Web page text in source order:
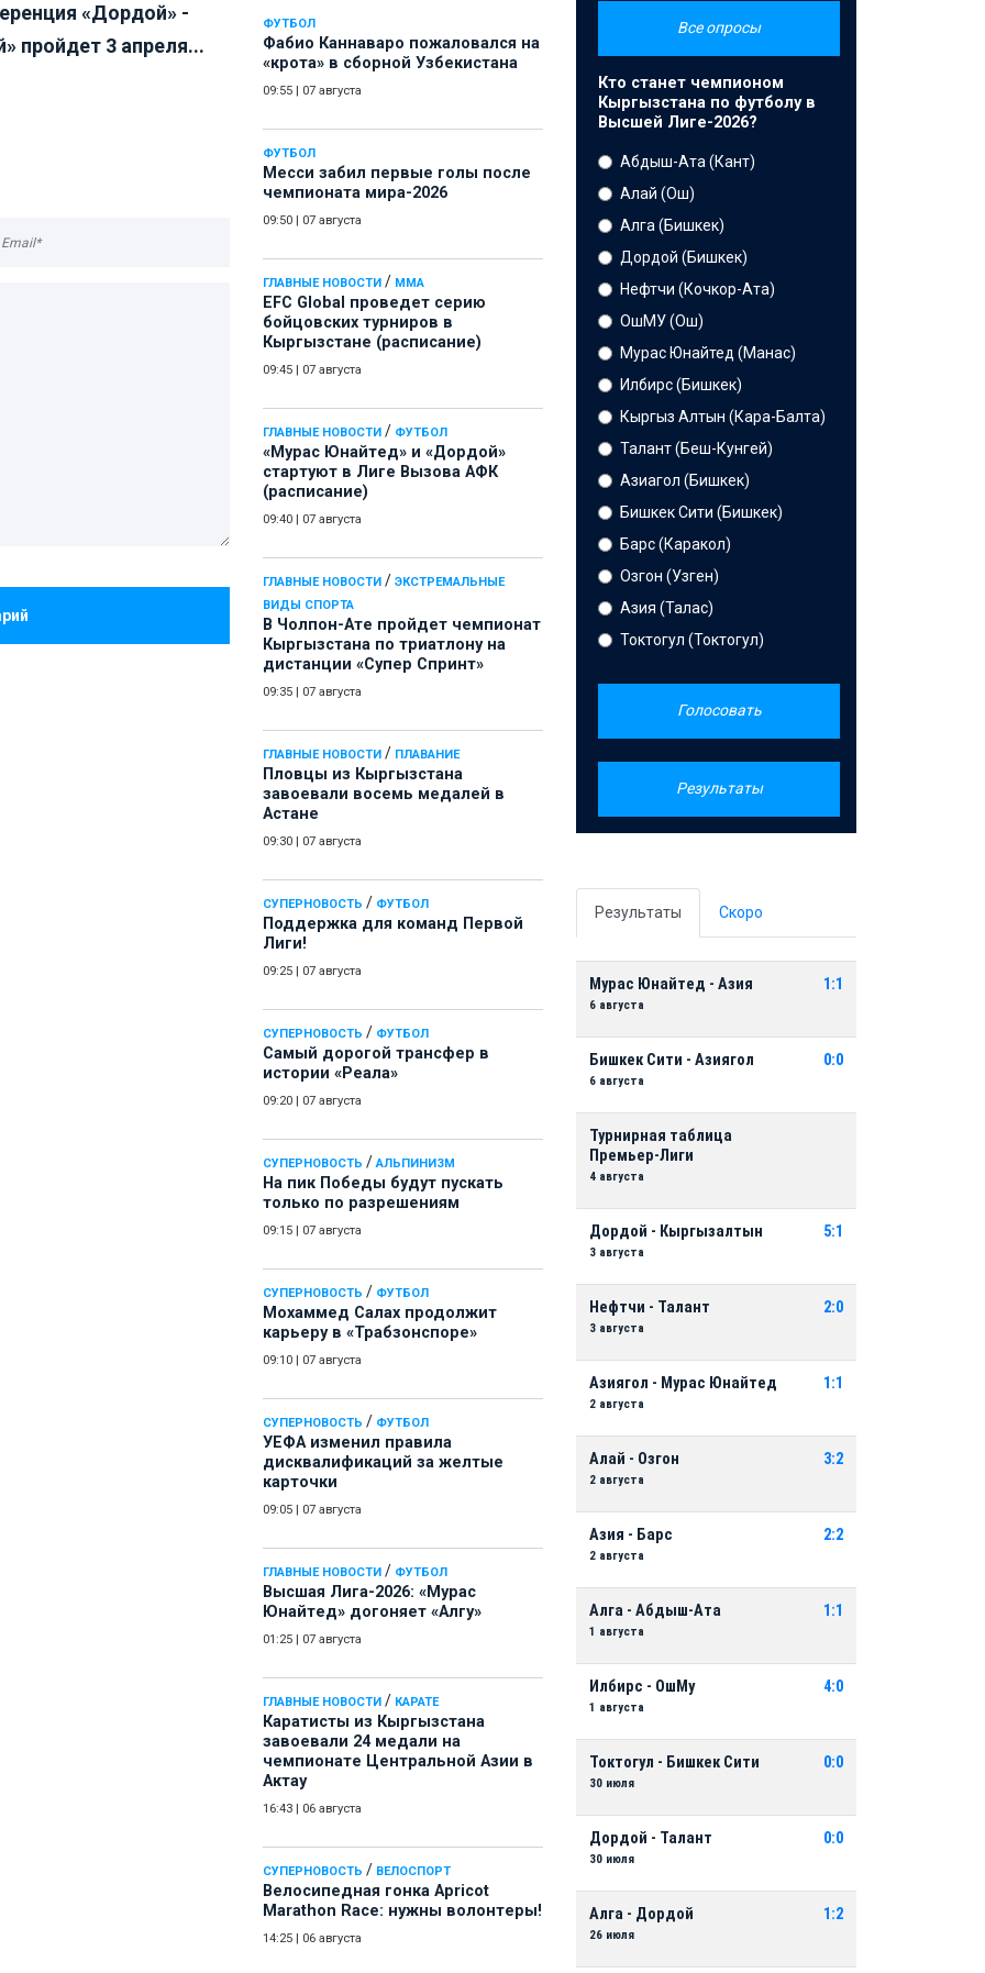
ФУТБОЛ
Фабио Каннаваро пожаловался на
«крота» в сборной Узбекистана
09:55 07 августа
ФУТБОЛ
Месси забил первые голы после
чемпионата мира-2026
09:50 07 августа
ГЛАВНЫЕ НОВОСТИ / ММА
EFC Global проведет серию
бойцовских турниров в
Кыргызстане (расписание)
09:45 07 августа
ГЛАВНЫЕ НОВОСТИ / ФУТБОЛ
«Мурас Юнайтед» и «Дордой»
стартуют в Лиге Вызова АФК
(расписание)
09:40 07 августа
ГЛАВНЫЕ НОВОСТИ / ЭКСТРЕМАЛЬНЫЕ
ВИДЫ СПОРТА
В Чолпон-Ате пройдет чемпионат
Кыргызстана по триатлону на
дистанции «Супер Спринт»
09:35 07 августа
ГЛАВНЫЕ НОВОСТИ / ПЛАВАНИЕ
Пловцы из Кыргызстана
завоевали восемь медалей в
Астане
09:30 07 августа
СУПЕРНОВОСТЬ / ФУТБОЛ
Поддержка для команд Первой
Лиги!
09:25 07 августа
СУПЕРНОВОСТЬ / ФУТБОЛ
Самый дорогой трансфер в
истории «Реала»
09:20 07 августа
СУПЕРНОВОСТЬ / АЛЬПИНИЗМ
На пик Победы будут пускать
только по разрешениям
09:15 07 августа
СУПЕРНОВОСТЬ / ФУТБОЛ
Мохаммед Салах продолжит
карьеру в «Трабзонспоре»
09:10 07 августа
СУПЕРНОВОСТЬ / ФУТБОЛ
УЕФА изменил правила
дисквалификаций за желтые
карточки
09:05 07 августа
ГЛАВНЫЕ НОВОСТИ / ФУТБОЛ
Высшая Лига-2026: «Мурас
Юнайтед» догоняет «Алгу»
01:25 07 августа
ГЛАВНЫЕ НОВОСТИ / КАРАТЕ
Каратисты из Кыргызстана
завоевали 24 медали на
чемпионате Центральной Азии в
Актау
16:43 06 августа
СУПЕРНОВОСТЬ / ВЕЛОСПОРТ
Велосипедная гонка Apricot
Marathon Race: нужны волонтеры!
14:25 06 августа
«Дордой» -
пройдет 3 апреля...
Все опросы
Кто станет чемпионом
Кыргызстана по футболу в
Высшей Лиге-2026?
Абдыш-Ата (Кант)
Алай (Ош)
Алга (Бишкек)
Дордой (Бишкек)
Нефтчи (Кочкор-Ата)
ОшМУ (Ош)
Мурас Юнайтед (Манас)
Илбирс (Бишкек)
Кыргыз Алтын (Кара-Балта)
Талант (Беш-Кунгей)
Азиагол (Бишкек)
Бишкек Сити (Бишкек)
Барс (Каракол)
Озгон (Узген)
Азия (Талас)
Токтогул (Токтогул)
Голосовать
Результаты
Результаты Скоро
Мурас Юнайтед - Азия
6 августа
1:1
Бишкек Сити - Азиягол
6 августа
0:0
Турнирная таблица
Премьер-Лиги
4 августа
Дордой - Кыргызалтын
3 августа
5:1
Нефтчи - Талант
3 августа
2:0
Азиягол - Мурас Юнайтед
2 августа
1:1
Алай - Озгон
2 августа
3:2
Азия - Барс
2 августа
2:2
Алга - Абдыш-Ата
1 августа
1:1
Илбирс - ОшМу
1 августа
4:0
Токтогул - Бишкек Сити
30 июля
0:0
Дордой - Талант
30 июля
0:0
Алга - Дордой
26 июля
1:2